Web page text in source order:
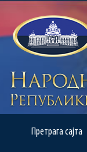
Претрага сајта